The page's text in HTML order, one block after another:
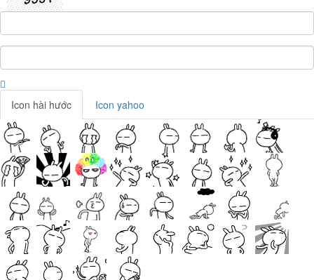
Icon hài hước Icon yahoo